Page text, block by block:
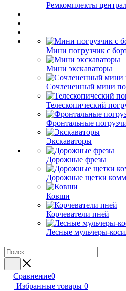
Ремкомплекты
Мини погрузчик с
Мини экскаваторы
Сочлененный мини
Телескопический
Фронтальные
Экскаваторы
Дорожные фрезы
Дорожные щетки
Ковши
Корчеватели пней
Лесные мульчеры-
Сравнение0
Избранные товары 0